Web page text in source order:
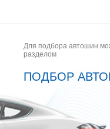
Для подбора автошин
разделом
ПОДБОР